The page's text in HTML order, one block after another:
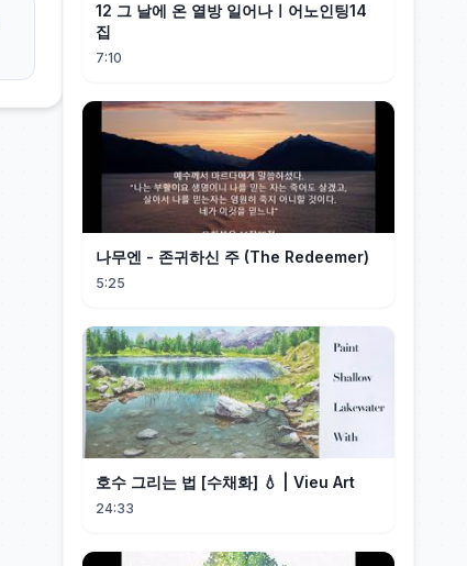
12 그 날에 온 열방 일어나ㅣ어노인팅14
집
7:10
나무엔 - 존귀하신 주 (The Redeemer)
5:25
호수 그리는 법 [수채화] 💧 | Vieu Art
24:33